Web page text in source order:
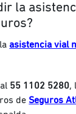
la
asistencia vial
55 1102 5280,
de Seguros